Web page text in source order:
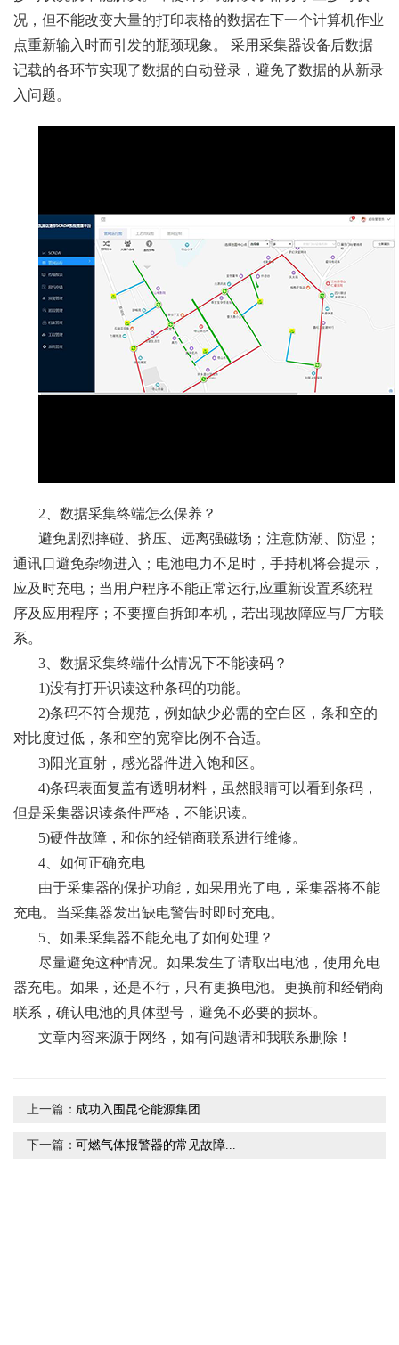
况，但不能改变大量的打印表格的数据在下一个计算机作业
点重新输入时而引发的瓶颈现象。 采用采集器设备后数据
记载的各环节实现了数据的自动登录，避免了数据的从新录
入问题。
2、数据采集终端怎么保养？
避免剧烈摔碰、挤压、远离强磁场；注意防潮、防湿；
通讯口避免杂物进入；电池电力不足时，手持机将会提示，
应及时充电；当用户程序不能正常运行,应重新设置系统程
序及应用程序；不要擅自拆卸本机，若出现故障应与厂方联
系。
3、数据采集终端什么情况下不能读码？
1)没有打开识读这种条码的功能。
2)条码不符合规范，例如缺少必需的空白区，条和空的
对比度过低，条和空的宽窄比例不合适。
3)阳光直射，感光器件进入饱和区。
4)条码表面复盖有透明材料，虽然眼睛可以看到条码，
但是采集器识读条件严格，不能识读。
5)硬件故障，和你的经销商联系进行维修。
4、如何正确充电
由于采集器的保护功能，如果用光了电，采集器将不能
充电。当采集器发出缺电警告时即时充电。
5、如果采集器不能充电了如何处理？
尽量避免这种情况。如果发生了请取出电池，使用充电
器充电。如果，还是不行，只有更换电池。更换前和经销商
联系，确认电池的具体型号，避免不必要的损坏。
文章内容来源于网络，如有问题请和我联系删除！
上一篇： 成功入围昆仑能源集团
下一篇：可燃气体报警器的常见故障...